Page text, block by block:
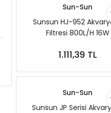
Sun-Sun
Sunsun HJ-952
Filtresi 800L/H 16W
1.111,39 TL
Sepete Ekle
Sun-Sun
Sunsun JP Serisi